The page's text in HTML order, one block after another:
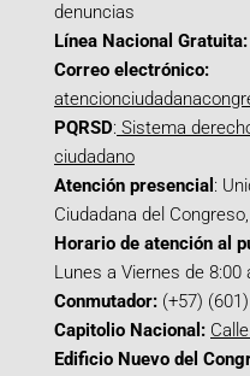
denuncias
Línea Nacional Gratuita:
Correo electrónico:
PQRSD: Sistema
ciudadano
Atención presencial :
Ciudadana del
Horario de atención al
Lunes a Viernes de 8:00
Conmutador: (+57)
Capitolio Nacional:
Edificio Nuevo del